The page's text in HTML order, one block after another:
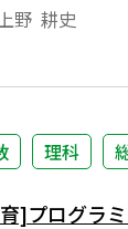
野 耕史
理科
]プログラ